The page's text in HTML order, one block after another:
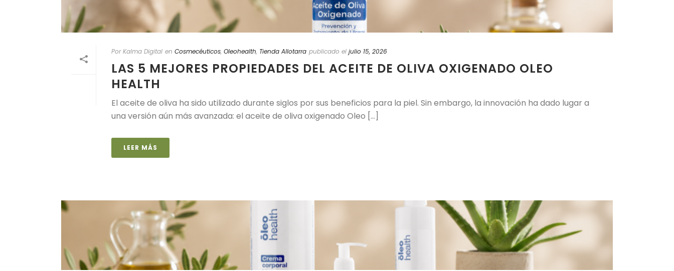
Por Kalma Digital en Cosmecéuticos, Oleohealth, Tienda Allotarra publicado el julio 15, 2026
LAS 5 MEJORES PROPIEDADES DEL ACEITE DE OLIVA OXIGENADO OLEO
HEALTH
El aceite de oliva ha sido utilizado durante siglos por sus beneficios para la piel. Sin embargo, la innovación ha dado lugar a
una versión aún más avanzada: el aceite de oliva oxigenado Oleo [...]
LEER MÁS